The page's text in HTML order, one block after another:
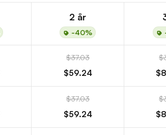
2 år
-40%
$37.03
$59.24
$37.03
$59.24